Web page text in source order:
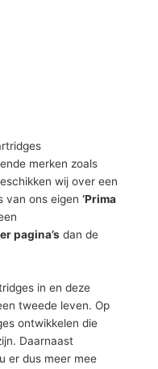
merken zoals
wij over een
van ons eigen ‘Prima
pagina’s dan de
in en deze
tweede leven. Op
ontwikkelen die
Daarnaast
er dus meer mee